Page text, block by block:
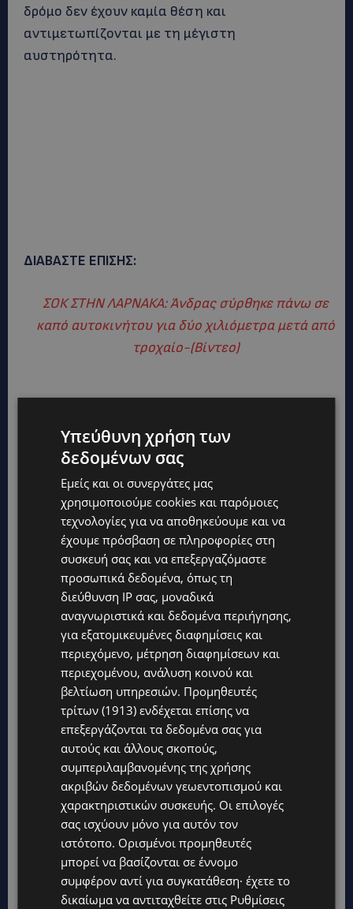
δρόμο δεν έχουν καμία θέση και
αντιμετωπίζονται με τη μέγιστη
αυστηρότητα.
ΔΙΑΒΑΣΤΕ ΕΠΙΣΗΣ:
ΣΟΚ ΣΤΗΝ ΛΑΡΝΑΚΑ: Άνδρας σύρθηκε πάνω σε
καπό αυτοκινήτου για δύο χιλιόμετρα μετά από
τροχαίο-(Βίντεο)
@LARNAKA CYPRUS POST TOP ΕΠΙΚΑΙΡΌΤΗΤΑ
Υπεύθυνη χρήση των
δεδομένων σας
Εμείς και οι συνεργάτες μας
χρησιμοποιούμε cookies και παρόμοιες
τεχνολογίες για να αποθηκεύουμε και να
έχουμε πρόσβαση σε πληροφορίες στη
συσκευή σας και να επεξεργαζόμαστε
προσωπικά δεδομένα, όπως τη
διεύθυνση IP σας, μοναδικά
αναγνωριστικά και δεδομένα περιήγησης,
για εξατομικευμένες διαφημίσεις και
περιεχόμενο, μέτρηση διαφημίσεων και
περιεχομένου, ανάλυση κοινού και
βελτίωση υπηρεσιών. Προμηθευτές
τρίτων (1913) ενδέχεται επίσης να
επεξεργάζονται τα δεδομένα σας για
αυτούς και άλλους σκοπούς,
συμπεριλαμβανομένης της χρήσης
ακριβών δεδομένων γεωεντοπισμού και
χαρακτηριστικών συσκευής. Οι επιλογές
σας ισχύουν μόνο για αυτόν τον
ιστότοπο. Ορισμένοι προμηθευτές
μπορεί να βασίζονται σε έννομο
συμφέρον αντί για συγκατάθεση· έχετε το
δικαίωμα να αντιταχθείτε στις Ρυθμίσεις